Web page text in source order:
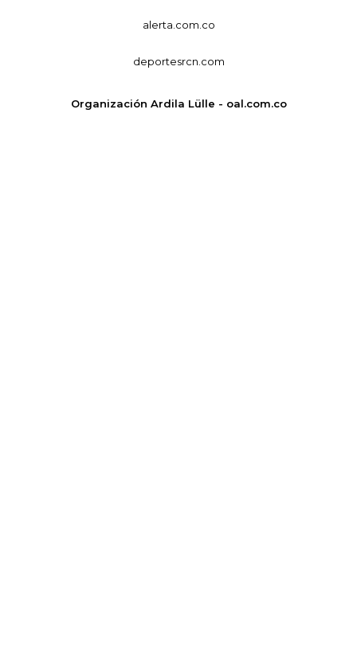
alerta.com.co
deportesrcn.com
Organización Ardila Lülle - oal.com.co